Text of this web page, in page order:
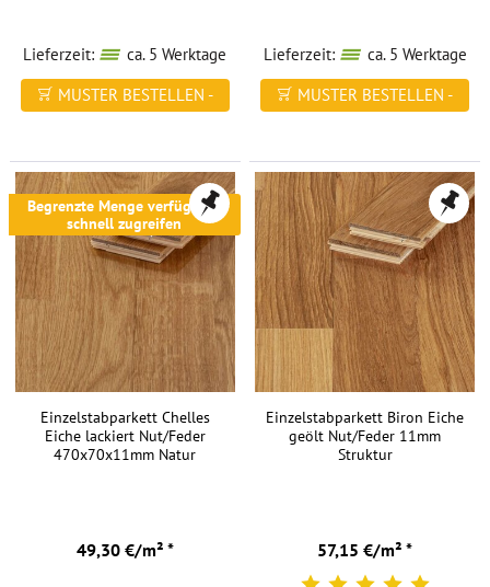
Lieferzeit:
ca. 5 Werktage
MUSTER BESTELLEN -
Lieferzeit:
ca. 5 Werktage
MUSTER BESTELLEN -
Begrenzte Menge verfügbar -
schnell zugreifen
Einzelstabparkett Chelles
Eiche lackiert Nut/Feder
470x70x11mm Natur
49,30 €/m² *
Einzelstabparkett Biron Eiche
geölt Nut/Feder 11mm
Struktur
57,15 €/m² *